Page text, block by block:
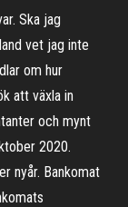
Ska jag
vet jag inte
om hur
att växla in
och mynt
2020.
nyår. Bankomat